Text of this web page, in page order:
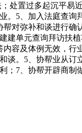
置过多起沉平易
5、加入法庭查
对弥补和谈进行
单元查询拜访扶
容及体例无效，
。5、协帮业从
7、协帮开辟商